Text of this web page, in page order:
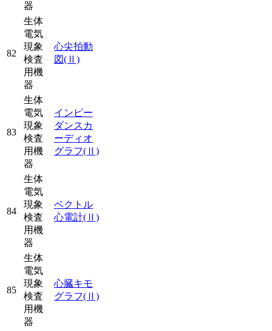
器
82
生体
電気
現象
検査
用機
器
心尖拍動
図(Ⅱ)
83
生体
電気
現象
検査
用機
器
インピー
ダンスカ
ーディオ
グラフ(Ⅱ)
84
生体
電気
現象
検査
用機
器
ベクトル
心電計(Ⅱ)
85
生体
電気
現象
検査
用機
器
心臓キモ
グラフ(Ⅱ)